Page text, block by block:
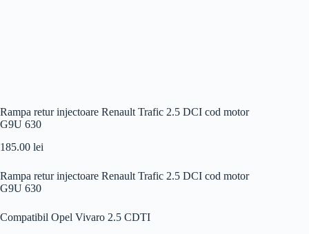
Rampa retur injectoare Renault Trafic 2.5 DCI cod motor
G9U 630
185.00 lei
Rampa retur injectoare Renault Trafic 2.5 DCI cod motor
G9U 630
Compatibil Opel Vivaro 2.5 CDTI